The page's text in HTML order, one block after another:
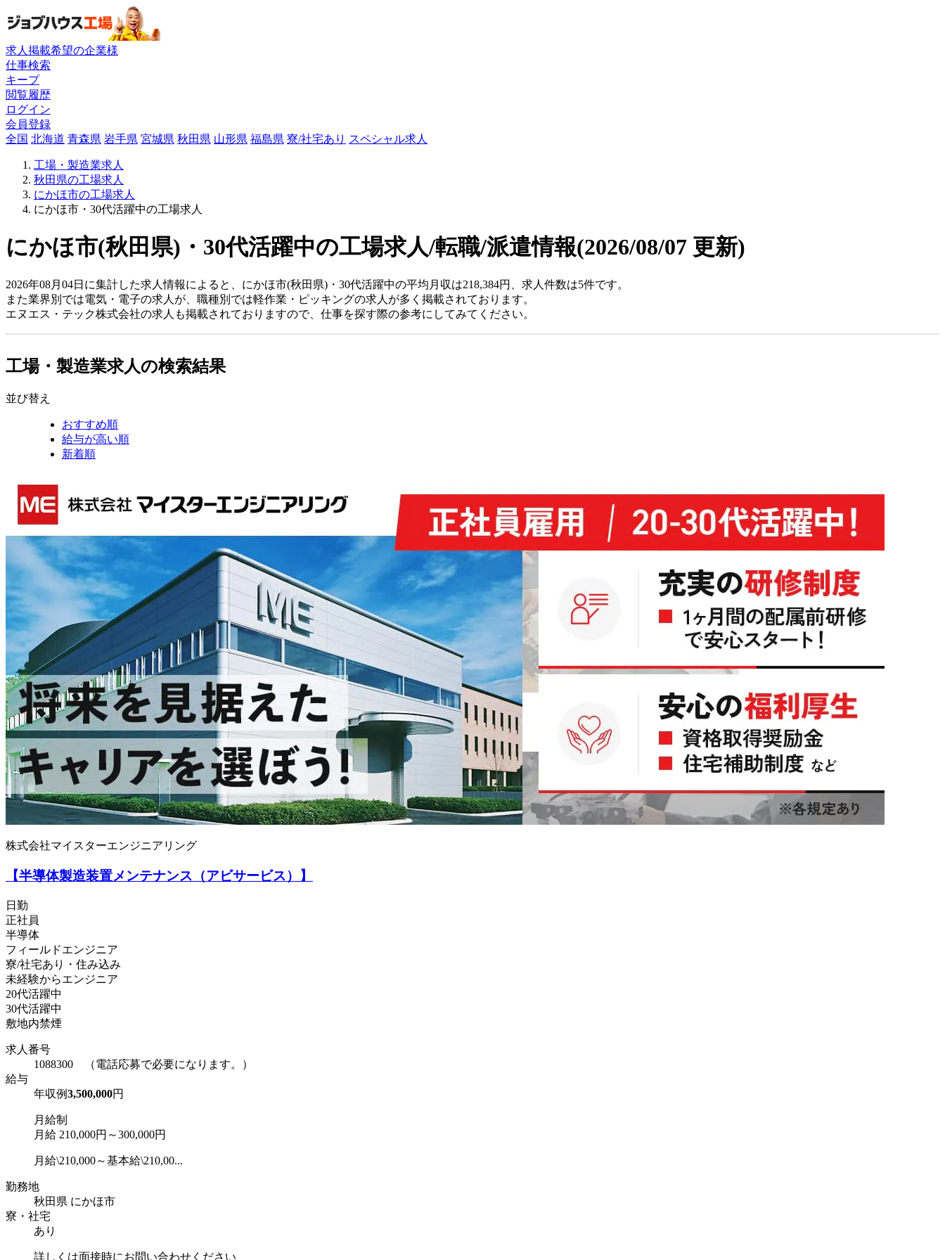
求人掲載希望の企業様
仕事検索
キープ
閲覧履歴
ログイン
会員登録
全国 北海道 青森県 岩手県 宮城県 秋田県 山形県 福島県 寮/社宅あり スペシャル求人
工場・製造業求人
秋田県の工場求人
にかほ市の工場求人
にかほ市・30代活躍中の工場求人
にかほ市(秋田県)・30代活躍中の工場求人/転職/派遣情報(2026/08/07 更新)
2026年08月04日に集計した求人情報によると、にかほ市(秋田県)・30代活躍中の平均月収は218,384円、求人件数は5件です。
また業界別では電気・電子の求人が、職種別では軽作業・ピッキングの求人が多く掲載されております。
エヌエス・テック株式会社の求人も掲載されておりますので、仕事を探す際の参考にしてみてください。
工場・製造業求人の検索結果
並び替え
おすすめ順
給与が高い順
新着順
株式会社マイスターエンジニアリング
【半導体製造装置メンテナンス（アビサービス）】
日勤
正社員
半導体
フィールドエンジニア
寮/社宅あり・住み込み
未経験からエンジニア
20代活躍中
30代活躍中
敷地内禁煙
求人番号
1088300 （電話応募で必要になります。）
給与
年収例3,500,000円
月給制
月給 210,000円～300,000円
月給\210,000～基本給\210,00...
勤務地
秋田県 にかほ市
寮・社宅
あり
詳しくは面接時にお問い合わせください